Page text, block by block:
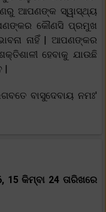
ଆପଣଙ୍କ ସ୍ୱାସ୍ଥ୍ୟ
କୌଣସି ପ୍ରମୁଖ
ନାହିଁ | ଆପଣଙ୍କର
ହେବାକୁ ଯାଉଛି
|
ବାସୁଦେବାୟ ନମଃ'
କିମ୍ବା 24 ତାରିଖରେ